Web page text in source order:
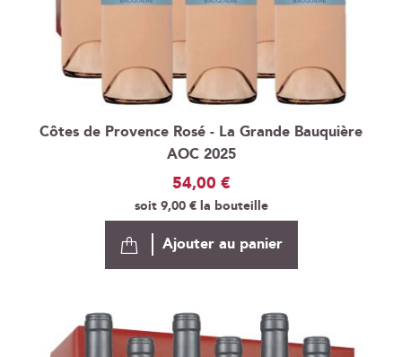
Côtes de Provence Rosé - La Grande Bauquière
AOC 2025
54,00 €
soit9,00 €la bouteille
Ajouter au panier